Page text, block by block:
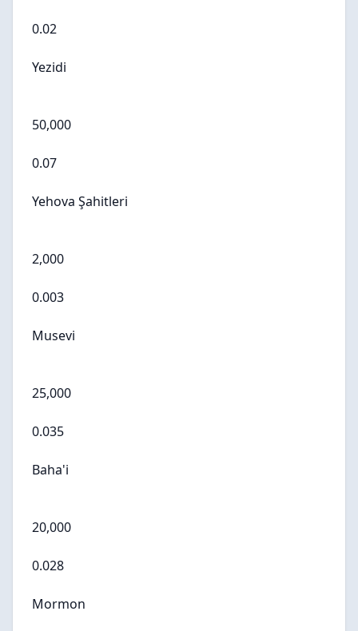
0.02
Yezidi
50,000
0.07
Yehova Şahitleri
2,000
0.003
Musevi
25,000
0.035
Baha'i
20,000
0.028
Mormon